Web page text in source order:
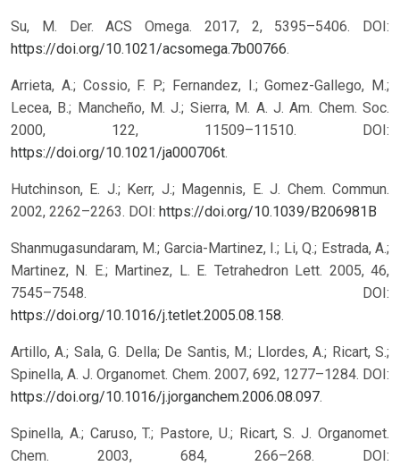
Su, M. Der. ACS Omega. 2017, 2, 5395–5406. DOI:
https://doi.org/10.1021/acsomega.7b00766.
Arrieta, A.; Cossio, F. P.; Fernandez, I.; Gomez-Gallego, M.;
Lecea, B.; Mancheño, M. J.; Sierra, M. A. J. Am. Chem. Soc.
2000, 122, 11509–11510. DOI:
https://doi.org/10.1021/ja000706t.
Hutchinson, E. J.; Kerr, J.; Magennis, E. J. Chem. Commun.
2002, 2262–2263. DOI: https://doi.org/10.1039/B206981B
Shanmugasundaram, M.; Garcia-Martinez, I.; Li, Q.; Estrada, A.;
Martinez, N. E.; Martinez, L. E. Tetrahedron Lett. 2005, 46,
7545–7548. DOI:
https://doi.org/10.1016/j.tetlet.2005.08.158.
Artillo, A.; Sala, G. Della; De Santis, M.; Llordes, A.; Ricart, S.;
Spinella, A. J. Organomet. Chem. 2007, 692, 1277–1284. DOI:
https://doi.org/10.1016/j.jorganchem.2006.08.097.
Spinella, A.; Caruso, T.; Pastore, U.; Ricart, S. J. Organomet.
Chem. 2003, 684, 266–268. DOI: